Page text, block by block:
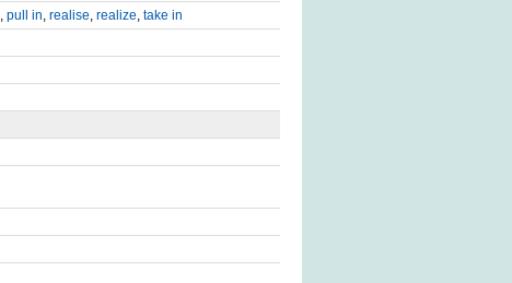
, pull in, realise, realize, take in